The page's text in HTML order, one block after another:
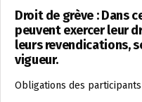
Droit de grève : Dans
peuvent exercer leur
leurs revendications,
vigueur.
Obligations des participants